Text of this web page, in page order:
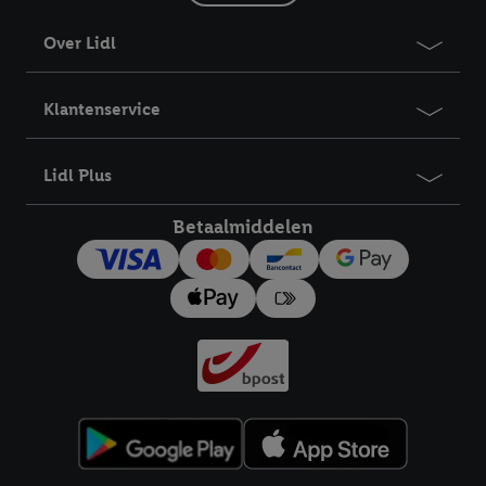
Over Lidl
Klantenservice
Lidl Plus
Betaalmiddelen